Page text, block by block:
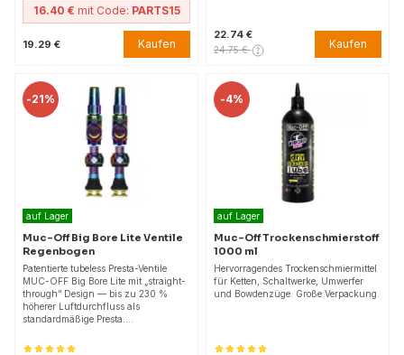
16.40 € mit Code: PARTS15
19.29 € Kaufen
22.74 €
24.75 € Kaufen
-21%
auf Lager
Muc-Off Big Bore Lite Ventile
Regenbogen
Patentierte tubeless Presta-Ventile
MUC-OFF Big Bore Lite mit „straight-
through“ Design — bis zu 230 %
höherer Luftdurchfluss als
standardmäßige Presta.…
-4%
auf Lager
Muc-Off Trockenschmierstoff
1000 ml
Hervorragendes Trockenschmiermittel
für Ketten, Schaltwerke, Umwerfer
und Bowdenzüge. Große Verpackung.